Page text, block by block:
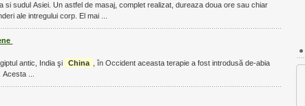
si sudul Asiei. Un astfel de masaj, complet realizat, dureaza doua ore sau chiar
ale intregului corp. El mai ...
antic, India şi China
, în Occident aceasta terapie a fost introdusă de-abia
...